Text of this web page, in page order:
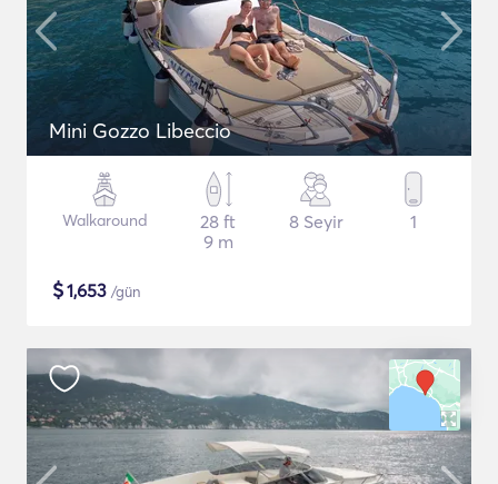
Mini Gozzo Libeccio
Walkaround
28 ft
9 m
8 Seyir 1
$1,653 /gün